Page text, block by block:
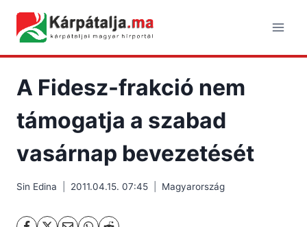
content
A Fidesz-frakció nem
támogatja a szabad
vasárnap bevezetését
Sin Edina 2011.04.15. 07:45 Magyarország